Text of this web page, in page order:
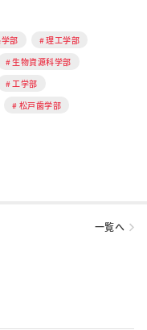
部
理工学部
生物資源科学部
工学部
松戸歯学部
一覧へ